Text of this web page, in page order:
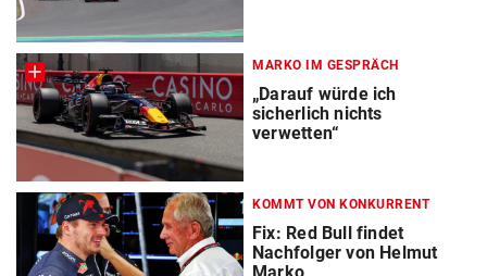
MARKO IM GESPRÄCH
„Darauf würde ich
sicherlich nichts
verwetten“
KOMMT VON KONKURRENT
Fix: Red Bull findet
Nachfolger von Helmut